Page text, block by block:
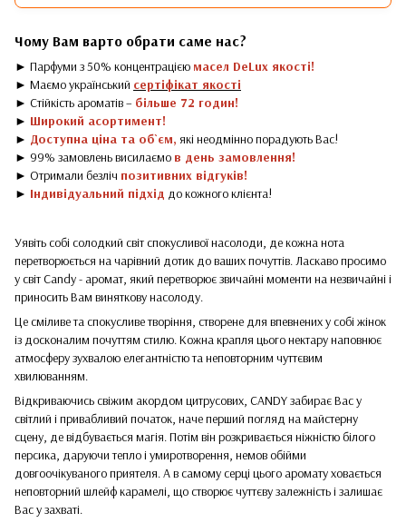
Чому Вам варто обрати саме нас?
► Парфуми з 50% концентрацією масел DeLux якості!
► Маємо український сертіфікат якості
► Стійкість ароматів – більше 72 годин!
► Широкий асортимент!
► Доступна ціна та об`єм, які неодмінно порадують Вас!
► 99% замовлень висилаємо в день замовлення!
► Отримали безліч позитивних відгуків!
► Індивідуальний підхід до кожного клієнта!
Уявіть собі солодкий світ спокусливої ​​насолоди, де кожна нота
перетворюється на чарівний дотик до ваших почуттів. Ласкаво просимо
у світ Candy - аромат, який перетворює звичайні моменти на незвичайні і
приносить Вам виняткову насолоду.
Це сміливе та спокусливе творіння, створене для впевнених у собі жінок
із досконалим почуттям стилю. Кожна крапля цього нектару наповнює
атмосферу зухвалою елегантністю та неповторним чуттєвим
хвилюванням.
Відкриваючись свіжим акордом цитрусових, CANDY забирає Вас у
світлий і привабливий початок, наче перший погляд на майстерну
сцену, де відбувається магія. Потім він розкривається ніжністю білого
персика, даруючи тепло і умиротворення, немов обійми
довгоочікуваного приятеля. А в самому серці цього аромату ховається
неповторний шлейф карамелі, що створює чуттєву залежність і залишає
Вас у захваті.